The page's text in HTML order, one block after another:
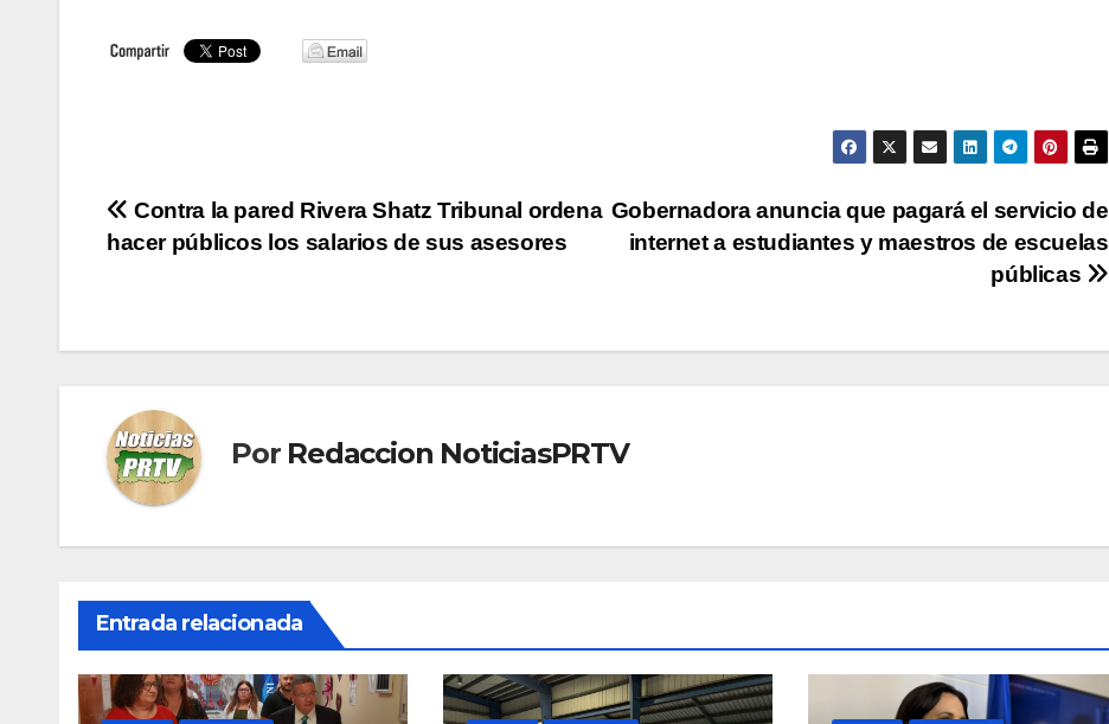
Navegación
Gobernadora anuncia que pagará el servicio de
internet a estudiantes y maestros de escuelas
públicas
Contra la pared Rivera Shatz Tribunal ordena
hacer públicos los salarios de sus asesores
Por Redaccion NoticiasPRTV
Entrada relacionada